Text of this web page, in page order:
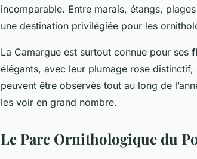
incomparable. Entre marais, étangs,
une destination privilégiée pour les
La Camargue est surtout connue pour ses
élégants, avec leur plumage rose
peuvent être observés tout au long de
les voir en grand nombre.
Le Parc Ornithologique du